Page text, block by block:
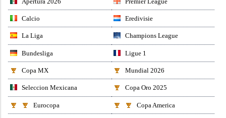
Calcio Eredivisie
La Liga Champions League
Bundesliga Ligue 1
Copa MX Mundial 2026
Seleccion Mexicana Copa Oro 2025
Eurocopa Copa America